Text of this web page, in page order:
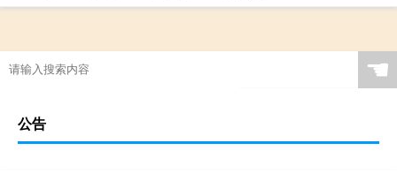
☚
公告